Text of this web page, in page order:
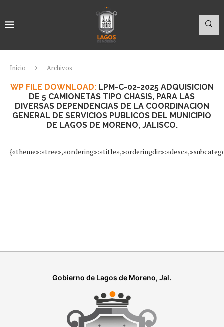
Inicio Archivos
WP FILE DOWNLOAD: LPM-C-02-2025 ADQUISICION
DE 5 CAMIONETAS TIPO CHASIS, PARA LAS
DIVERSAS DEPENDENCIAS DE LA COORDINACION
GENERAL DE SERVICIOS PUBLICOS DEL MUNICIPIO
DE LAGOS DE MORENO, JALISCO.
Gobierno de Lagos de Moreno, Jal.